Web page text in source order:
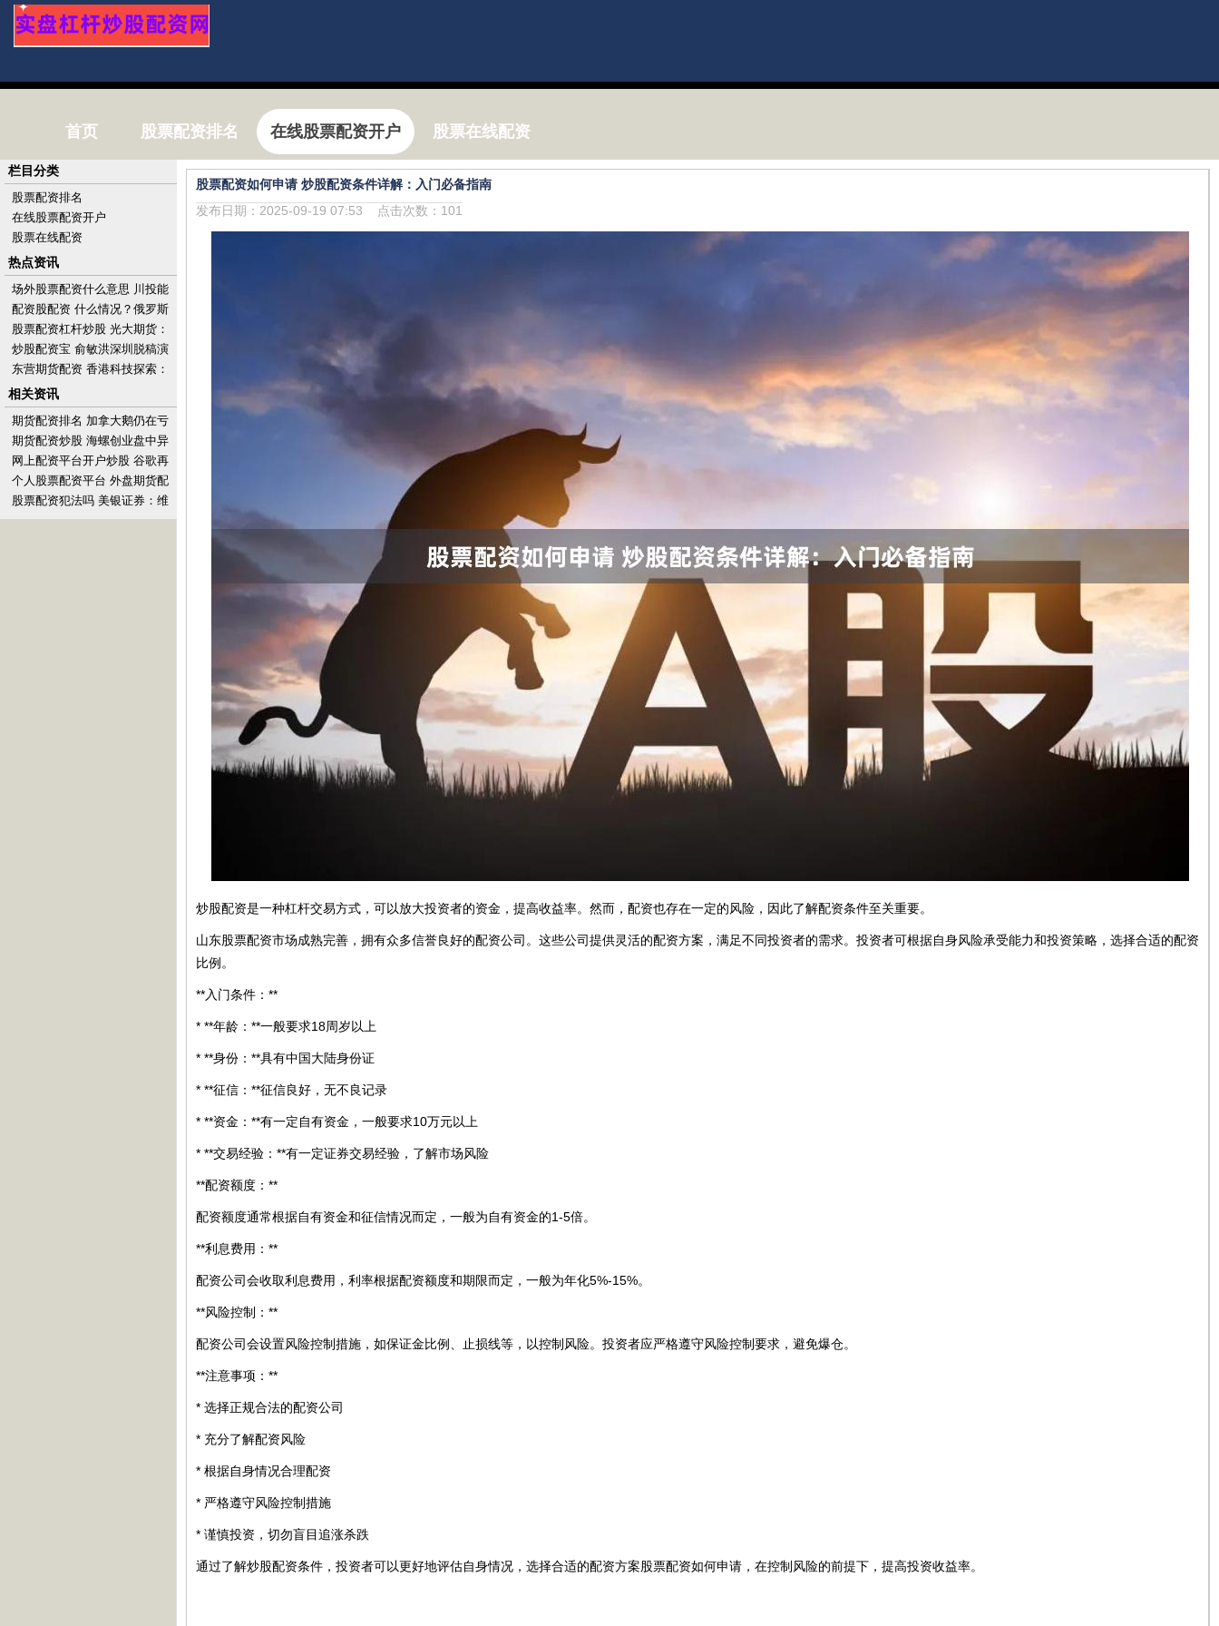
首页 股票配资排名 在线股票配资开户 股票在线配资
股票配资如何申请 炒股配资条件详解：入门必备指南
发布日期：2025-09-19 07:53 点击次数：101
炒股配资是一种杠杆交易方式，可以放大投资者的资金，提高收益率。然而，配资也存在一定的风险，因此了解配资条件至关重要。
山东股票配资市场成熟完善，拥有众多信誉良好的配资公司。这些公司提供灵活的配资方案，满足不同投资者的需求。投资者可根据自身风险承受能力和投资策略，选择合适的配资
比例。
**入门条件：**
* **年龄：**一般要求18周岁以上
* **身份：**具有中国大陆身份证
* **征信：**征信良好，无不良记录
* **资金：**有一定自有资金，一般要求10万元以上
* **交易经验：**有一定证券交易经验，了解市场风险
**配资额度：**
配资额度通常根据自有资金和征信情况而定，一般为自有资金的1-5倍。
**利息费用：**
配资公司会收取利息费用，利率根据配资额度和期限而定，一般为年化5%-15%。
**风险控制：**
配资公司会设置风险控制措施，如保证金比例、止损线等，以控制风险。投资者应严格遵守风险控制要求，避免爆仓。
**注意事项：**
* 选择正规合法的配资公司
* 充分了解配资风险
* 根据自身情况合理配资
* 严格遵守风险控制措施
* 谨慎投资，切勿盲目追涨杀跌
通过了解炒股配资条件，投资者可以更好地评估自身情况，选择合适的配资方案股票配资如何申请，在控制风险的前提下，提高投资收益率。
栏目分类
股票配资排名
在线股票配资开户
股票在线配资
热点资讯
场外股票配资什么意思 川投能
源(600674.SH)股东大地远通及
其一致
配资股配资 什么情况？俄罗斯
上月对欧洲的天然气供应量反
超美国
股票配资杠杆炒股 光大期货：
6月26日有色金属日报
炒股配资宝 俞敏洪深圳脱稿演
讲：充满活力的城市应是热带
雨林
东营期货配资 香港科技探索：
要约完成及完成注销已回购股
份1亿股
相关资讯
期货配资排名 加拿大鹅仍在亏
损，等待过冬
期货配资炒股 海螺创业盘中异
动 股价大涨5.01%
网上配资平台开户炒股 谷歌再
遭OpenAI截胡！多模态AI概念
股暴涨，苹
个人股票配资平台 外盘期货配
资公司：助力交易者放大收益
股票配资犯法吗 美银证券：维
持申洲国际“买入”评级 目标价